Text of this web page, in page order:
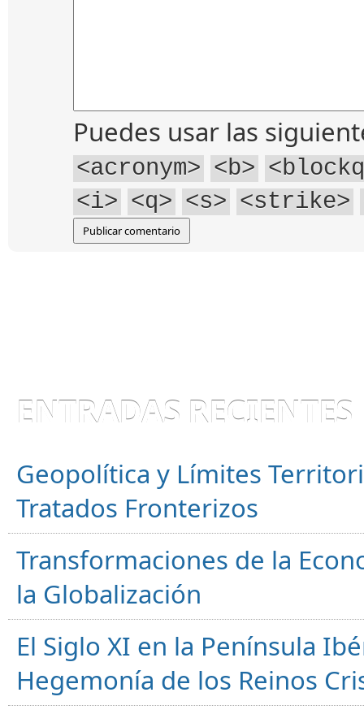
Puedes usar las
<acronym> <b>
<i> <q> <s> <strike>
ENTRADAS RECIENTES
Geopolítica y Límites
Tratados Fronterizos
Transformaciones de la
la Globalización
El Siglo XI en la Península
Hegemonía de los Reinos